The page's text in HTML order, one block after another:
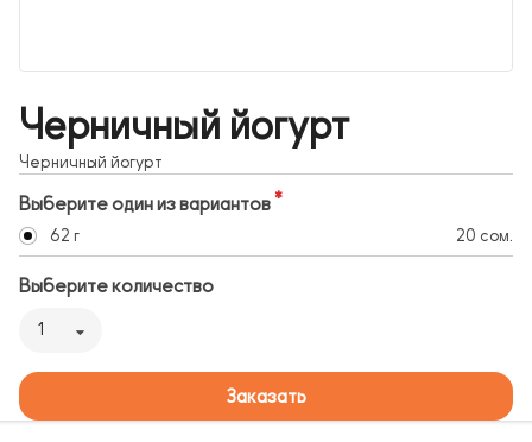
Черничный йогурт
Черничный йогурт
Выберите один из вариантов
62 г 20 сом.
Выберите количество
1
Заказать